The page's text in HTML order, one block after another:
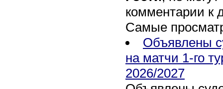
комментарии к
Самые
Объявлены
на матчи 1-го
2026/2027